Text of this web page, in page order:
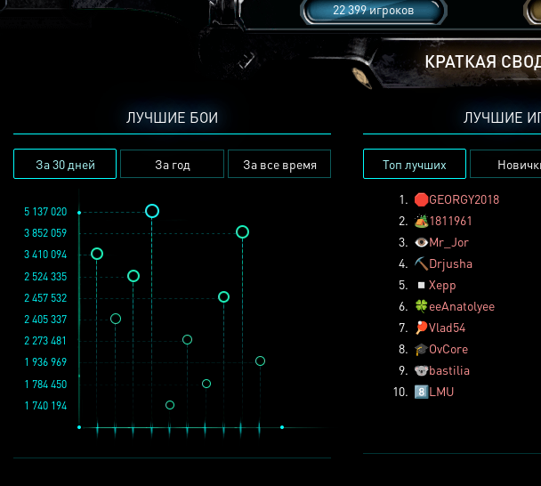
22 399 игроков
КРАТКАЯ
ЛУЧШИЕ БОИ
За 30 дней За год За все время
1 936 969
3 852 059
2 457 532
1 784 450
2 273 481
1 740 194
5 137 020
2 524 335
2 405 337
3 410 094
ЛУЧШИЕ
Топ лучших
1. 🛑GEORGY2018
2. 🏕️1811961
3. 👁️Mr_Jor
4. ⛏️ Drjusha
5.
◽ Xepp
6. 🍀eeAnatolyee
7.
🏓Vlad54
8. 🎓OvCore
9. 🐨bastilia
10. 8️⃣LMU